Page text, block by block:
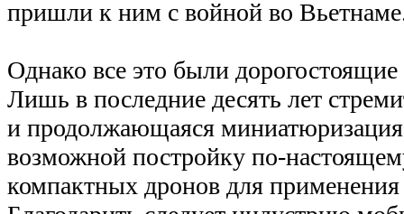
пришли к ним с войной во
Однако все это были
Лишь в последние десять лет
и продолжающаяся миниатюризация
возможной постройку по-
компактных дронов для